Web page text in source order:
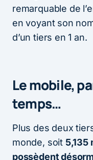
remarquable de
en voyant son
d’un tiers en 1 an.
Le mobile,
temps…
Plus des deux
monde, soit 5,135
possèdent